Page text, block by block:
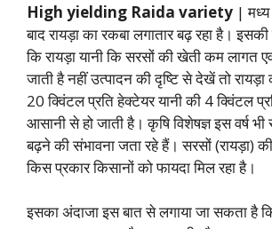
High yielding Raida variety |
बाद रायड़ा का रकबा लगातार बढ़ रहा है।
कि रायड़ा यानी कि सरसों की खेती कम लागत
जाती है नहीं उत्पादन की दृष्टि से देखें तो
20 क्विंटल प्रति हेक्टेयर यानी की 4 क्विंटल
आसानी से हो जाती है। कृषि विशेषज्ञ इस वर्ष भी
बढ़ने की संभावना जता रहे हैं। सरसों (रायड़ा)
किस प्रकार किसानों को फायदा मिल रहा है।
इसका अंदाजा इस बात से लगाया जा सकता है